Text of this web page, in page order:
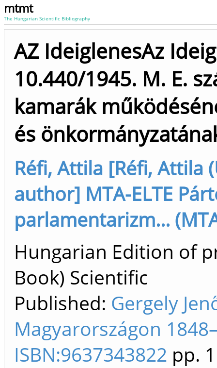
mtmt
The Hungarian Scientific Bibliography
AZ IdeiglenesAz
10.440/1945. M. E.
kamarák
és
Réfi, Attila [Réfi, Attila
author] MTA-ELTE
parlamentarizm...
Hungarian Edition of
Book) Scientific
Published: Gergely
Magyarországon
ISBN:9637343822 pp.